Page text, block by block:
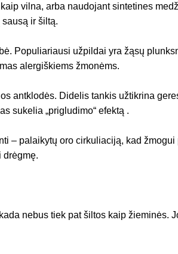
vilna, arba naudojant sintetines
ir šiltą.
Populiariausi užpildai yra žąsų
alergiškiems žmonėms.
antklodės. Didelis tankis užtikrina
sukelia „prigludimo“ efektą .
– palaikytų oro cirkuliaciją, kad
drėgmę.
nebus tiek pat šiltos kaip žieminės.